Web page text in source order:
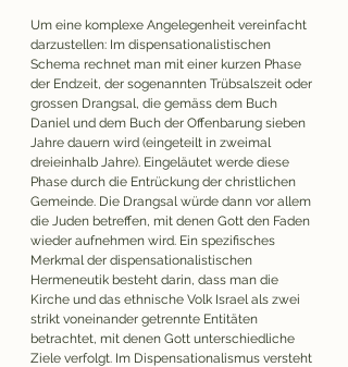
Um eine komplexe Angelegenheit vereinfacht
darzustellen: Im dispensationalistischen
Schema rechnet man mit einer kurzen Phase
der Endzeit, der sogenannten Trübsalszeit oder
grossen Drangsal, die gemäss dem Buch
Daniel und dem Buch der Offenbarung sieben
Jahre dauern wird (eingeteilt in zweimal
dreieinhalb Jahre). Eingeläutet werde diese
Phase durch die Entrückung der christlichen
Gemeinde. Die Drangsal würde dann vor allem
die Juden betreffen, mit denen Gott den Faden
wieder aufnehmen wird. Ein spezifisches
Merkmal der dispensationalistischen
Hermeneutik besteht darin, dass man die
Kirche und das ethnische Volk Israel als zwei
strikt voneinander getrennte Entitäten
betrachtet, mit denen Gott unterschiedliche
Ziele verfolgt. Im Dispensationalismus versteht